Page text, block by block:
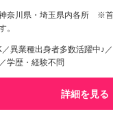
奈川県・埼玉県内各所 ※
。
／異業種出身者多数活躍中♪
学歴・経験不問
詳細を見る